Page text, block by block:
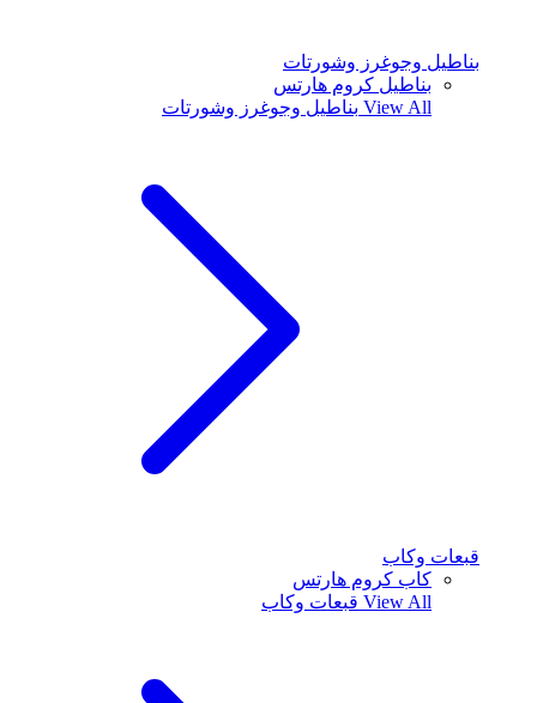
بناطيل وجوغرز وشورتات
بناطيل كروم هارتس
View All بناطيل وجوغرز وشورتات
قبعات وكاب
كاب كروم هارتس
View All قبعات وكاب